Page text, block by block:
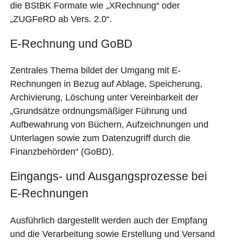
die BStBK Formate wie „XRechnung“ oder
„ZUGFeRD ab Vers. 2.0“.
E-Rechnung und GoBD
Zentrales Thema bildet der Umgang mit E-
Rechnungen in Bezug auf Ablage, Speicherung,
Archivierung, Löschung unter Vereinbarkeit der
„Grundsätze ordnungsmäßiger Führung und
Aufbewahrung von Büchern, Aufzeichnungen und
Unterlagen sowie zum Datenzugriff durch die
Finanzbehörden“ (GoBD).
Eingangs- und Ausgangsprozesse bei
E-Rechnungen
Ausführlich dargestellt werden auch der Empfang
und die Verarbeitung sowie Erstellung und Versand